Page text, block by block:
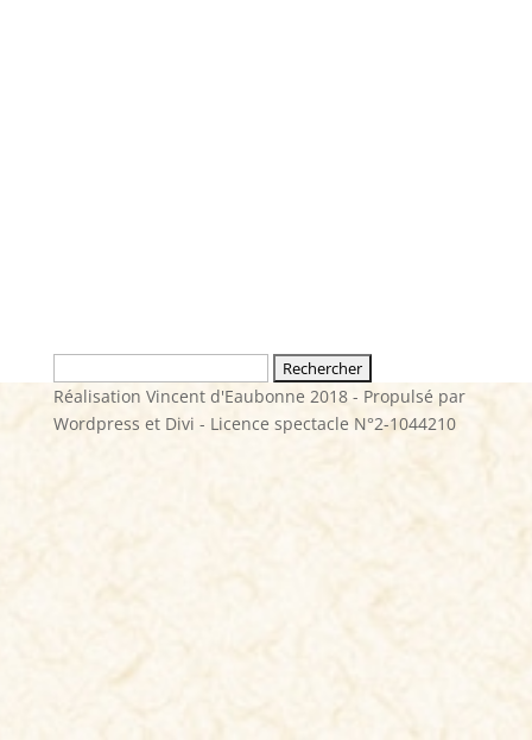
Réalisation Vincent d'Eaubonne 2018 - Propulsé par
Wordpress et Divi - Licence spectacle N°2-1044210